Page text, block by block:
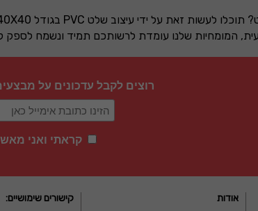
תוכלו לעשות זאת על ידי עיצוב שלט PVC בגודל
המומחיות שלנו עומדת לרשותכם תמיד ונשמח לספק
רוצים לקבל עדכונים על
קראתי ואני
אודות קישורים שימושיים: